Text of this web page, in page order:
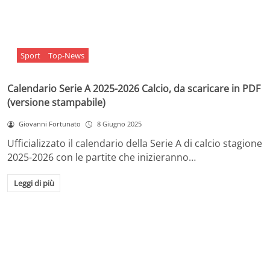
Sport Top-News
Calendario Serie A 2025-2026 Calcio, da scaricare in PDF
(versione stampabile)
Giovanni Fortunato 8 Giugno 2025
Ufficializzato il calendario della Serie A di calcio stagione
2025-2026 con le partite che inizieranno…
Leggi di più